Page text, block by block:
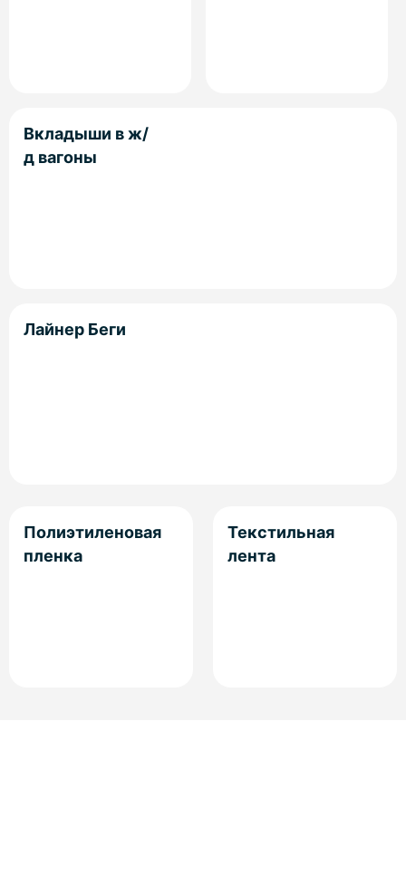
Вкладыши в ж/
д вагоны
Лайнер Беги
Полиэтиленовая
пленка
Текстильная
лента